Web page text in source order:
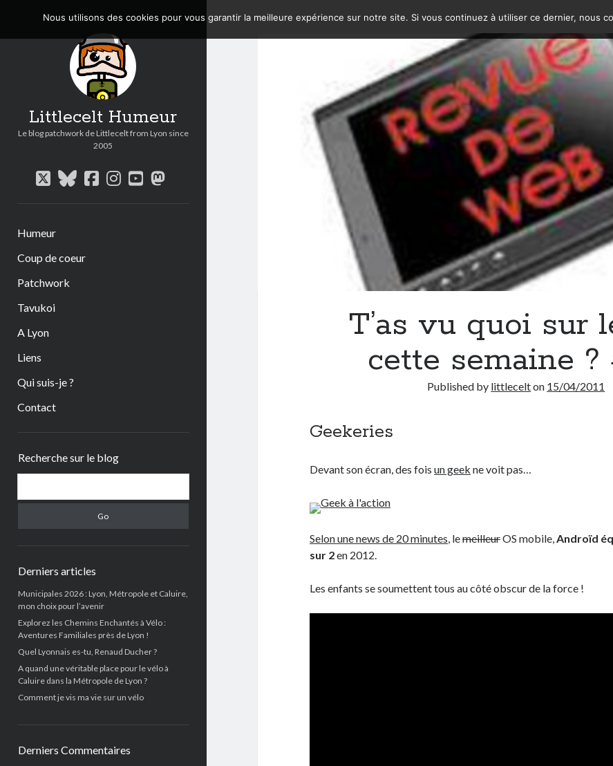
Littlecelt Humeur
Le blog patchwork de Littlecelt from Lyon since
2005
twitterbluesky
facebook
instagram
youtube
mastodon
Humeur
Coup de coeur
Patchwork
Tavukoi
A Lyon
Liens
Qui suis-je ?
Contact
Recherche sur le blog
Derniers articles
Municipales 2026 : Lyon, Métropole et Caluire,
mon choix pour l’avenir
Explorez les Chemins Enchantés à Vélo :
Aventures Familiales près de Lyon !
Quel Lyonnais es-tu, Renaud Ducher ?
A quand une véritable place pour le vélo à
Caluire dans la Métropole de Lyon ?
Comment je vis ma vie sur un vélo
Derniers Commentaires
T’as vu quoi sur
cette semaine ?
Published by littlecelton 15/04/2011
Geekeries
Devant son écran, des foisun geek ne voit pas…
Selon une news de 20 minutes, lemeilleurOS mobile,Androïd
sur 2en 2012.
Les enfants se soumettent tous au côté obscur de la force !
Nous utilisons des cookies pour vous garantir la meilleure expérience sur notre site. Si vous continuez à utiliser ce dernier, nous